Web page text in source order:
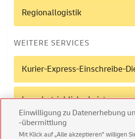
Regionallogistik
WEITERE SERVICES
Kurier-Express-Einschreibe-
Innerbetriebliche Leistungen
Copy Shop
Einwilligung zu Datenerhebung
-übermittlung
Mit Klick auf „Alle akzeptieren” willigen